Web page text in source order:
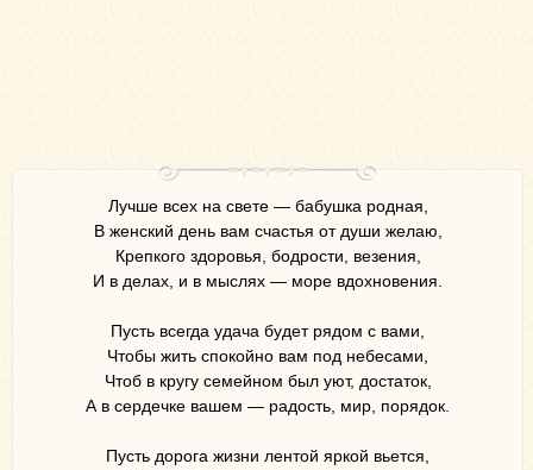
Лучше всех на свете — бабушка родная,
В женский день вам счастья от души желаю,
Крепкого здоровья, бодрости, везения,
И в делах, и в мыслях — море вдохновения.
Пусть всегда удача будет рядом с вами,
Чтобы жить спокойно вам под небесами,
Чтоб в кругу семейном был уют, достаток,
А в сердечке вашем — радость, мир, порядок.
Пусть дорога жизни лентой яркой вьется,